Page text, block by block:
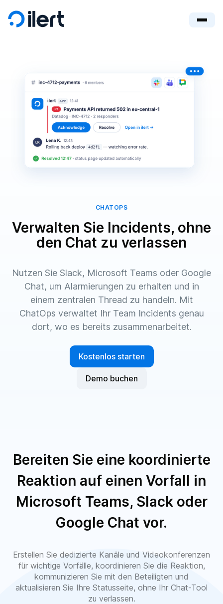
CHATOPS
Verwalten Sie Incidents, ohne
den Chat zu verlassen
Nutzen Sie Slack, Microsoft Teams oder Google
Chat, um Alarmierungen zu erhalten und in
einem zentralen Thread zu handeln. Mit
ChatOps verwaltet Ihr Team Incidents genau
dort, wo es bereits zusammenarbeitet.
Kostenlos starten
Demo buchen
Bereiten Sie eine koordinierte
Reaktion auf einen Vorfall in
Microsoft Teams, Slack oder
Google Chat vor.
Erstellen Sie dedizierte Kanäle und Videokonferenzen
für wichtige Vorfälle, koordinieren Sie die Reaktion,
kommunizieren Sie mit den Beteiligten und
aktualisieren Sie Ihre Statusseite, ohne Ihr Chat-Tool
zu verlassen.